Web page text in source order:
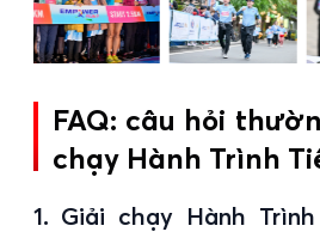
FAQ: câu hỏi
chạy Hành Trình
1. Giải chạy Hành